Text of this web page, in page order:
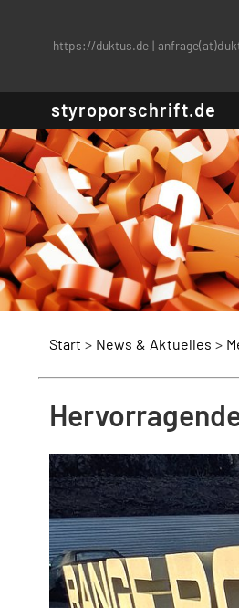
https://duktus.de |
styroporschrift.de
Start > News & Aktuelles >